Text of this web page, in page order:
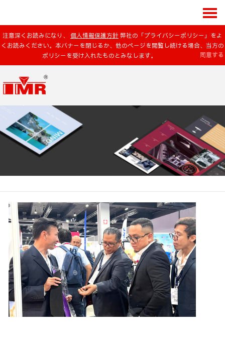
注意深くお読みになり、 個人情報保護方針弊社の「プライバシーポリシー」をよ
くお読みください。本バナーを閉じるか、他のページを閲覧し続ける場合、当方の
ポリシーを受け入れたものとみなします。
同意する